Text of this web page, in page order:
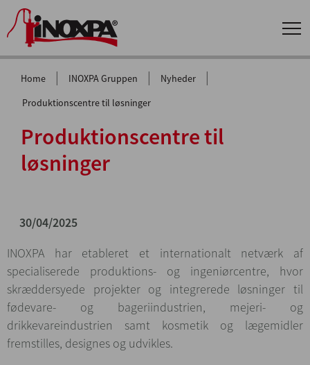
Home | INOXPA Gruppen | Nyheder |
Produktionscentre til løsninger
Produktionscentre til
løsninger
30/04/2025
INOXPA har etableret et internationalt netværk af
specialiserede produktions- og ingeniørcentre, hvor
skræddersyede projekter og integrerede løsninger til
fødevare- og bageriindustrien, mejeri- og
drikkevareindustrien samt kosmetik og lægemidler
fremstilles, designes og udvikles.